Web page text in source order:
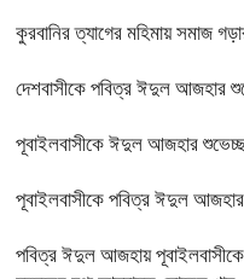
কুরবানির ত্যাগের মহিমায় সমাজ
দেশবাসীকে পবিত্র ঈদুল আজহার
পূবাইলবাসীকে ঈদুল আজহার
পূবাইলবাসীকে পবিত্র ঈদুল
পবিত্র ঈদুল আজহায়